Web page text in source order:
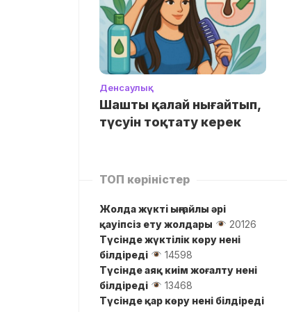
Денсаулық
Шашты қалай нығайтып,
түсуін тоқтату керек
ТОП көріністер
Жолда жүктi ыңғайлы әрі
қауіпсіз ету жолдары
20126
Түсінде жүктілік көру нені
білдіреді
14598
Түсінде аяқ киім жоғалту нені
білдіреді
13468
Түсінде қар көру нені білдіреді